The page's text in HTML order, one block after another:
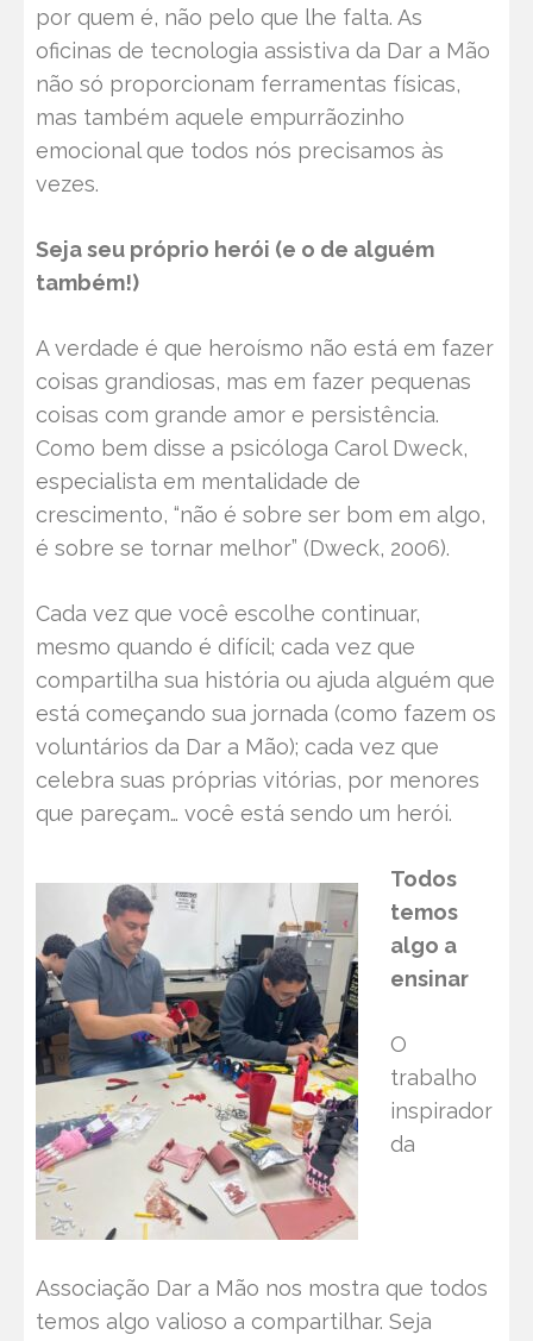
por quem é, não pelo que lhe falta. As
oficinas de tecnologia assistiva da Dar a Mão
não só proporcionam ferramentas físicas,
mas também aquele empurrãozinho
emocional que todos nós precisamos às
vezes.
Seja seu próprio herói (e o de alguém
também!)
A verdade é que heroísmo não está em fazer
coisas grandiosas, mas em fazer pequenas
coisas com grande amor e persistência.
Como bem disse a psicóloga Carol Dweck,
especialista em mentalidade de
crescimento, “não é sobre ser bom em algo,
é sobre se tornar melhor” (Dweck, 2006).
Cada vez que você escolhe continuar,
mesmo quando é difícil; cada vez que
compartilha sua história ou ajuda alguém que
está começando sua jornada (como fazem os
voluntários da Dar a Mão); cada vez que
celebra suas próprias vitórias, por menores
que pareçam… você está sendo um herói.
Todos
temos
algo a
ensinar
O
trabalho
inspirador
da
Associação Dar a Mão nos mostra que todos
temos algo valioso a compartilhar. Seja